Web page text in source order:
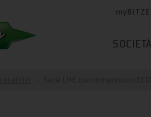
SOCIETÀ